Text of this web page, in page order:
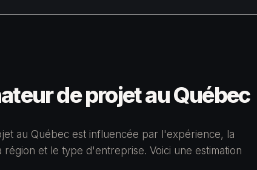
de projetau Québec
au Québec est influencée par l'expérience, la
et le type d'entreprise. Voici une estimation